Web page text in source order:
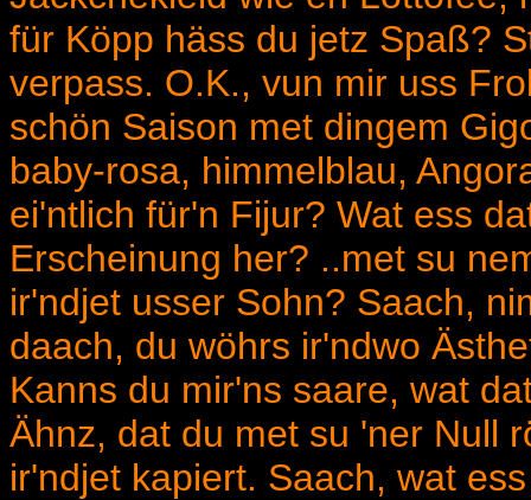
für Köpp häss du jetz Spaß?
verpass. O.K., vun mir uss
schön Saison met dingem
baby-rosa, himmelblau,
ei'ntlich für'n Fijur? Wat ess
Erscheinung her? ..met su
ir'ndjet usser Sohn? Saach,
daach, du wöhrs ir'ndwo
Kanns du mir'ns saare, wat
Ähnz, dat du met su 'ner Null
ir'ndjet kapiert. Saach, wat